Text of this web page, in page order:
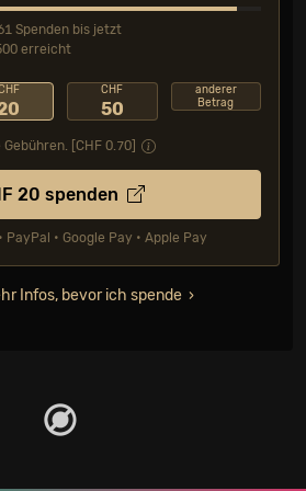
Spenden bis jetzt
erreicht
CHF
50
anderer
Betrag
[CHF 0.70
20 spenden
PayPal • Google Pay • Apple Pay
Infos, bevor ich spende